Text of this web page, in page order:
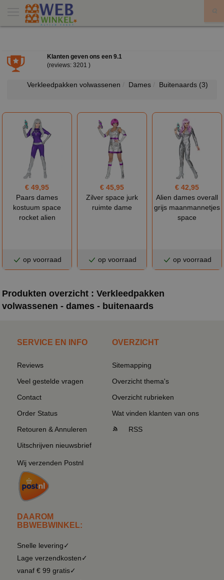
Klanten geven ons een 9.1
(reviews: 3201 )
Verkleedpakken volwassenen Dames Buitenaards (3)
€ 49,95
Paars dames
kostuum space
rocket alien
op voorraad
€ 45,95
Zilver space jurk
ruimte dame
op voorraad
€ 42,95
Alien dames overall
grijs maanmannetjes
space
op voorraad
Produkten overzicht : Verkleedpakken
volwassenen - dames - buitenaards
SERVICE EN INFO
Reviews
Veel gestelde vragen
Contact
Order Status
Retouren & Annuleren
Uitschrijven nieuwsbrief
Wij verzenden Postnl
DAAROM
BBWEBWINKEL:
Snelle levering✓
Lage verzendkosten✓
vanaf € 99 gratis✓
OVERZICHT
Sitemapping
Overzicht thema's
Overzicht rubrieken
Wat vinden klanten van ons
RSS